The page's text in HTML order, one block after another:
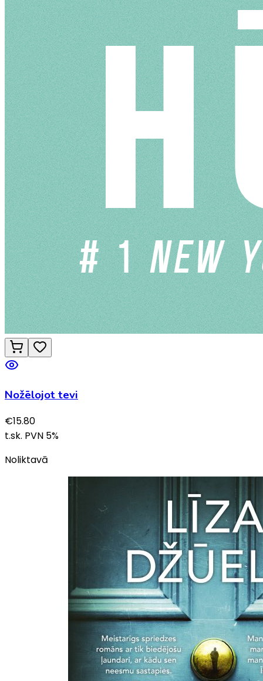
Nožēlojot tevi
€15.80
t.sk. PVN 5%
Noliktavā